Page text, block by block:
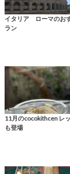
イタリア ローマのお
ラン
11月のcocokithcen レ
も登場